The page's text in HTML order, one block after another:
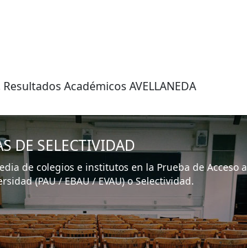
Académicos AVELLANEDA
DE SELECTIVIDAD
de colegios e institutos en la Prueba de Acceso a
(PAU / EBAU / EVAU) o Selectividad.